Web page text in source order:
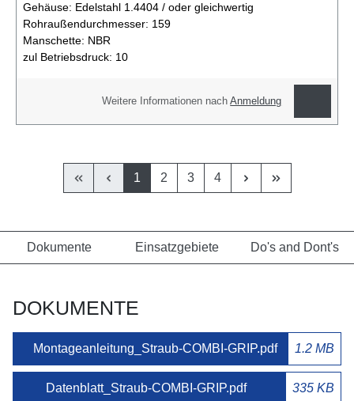
Gehäuse: Edelstahl 1.4404 / oder gleichwertig
Rohraußendurchmesser: 159
Manschette: NBR
zul Betriebsdruck: 10
Weitere Informationen nachAnmeldung
1 2 3 4
Dokumente Einsatzgebiete Do's and Dont's
DOKUMENTE
Montageanleitung_Straub-COMBI-GRIP.pdf 1.2 MB
Datenblatt_Straub-COMBI-GRIP.pdf 335 KB